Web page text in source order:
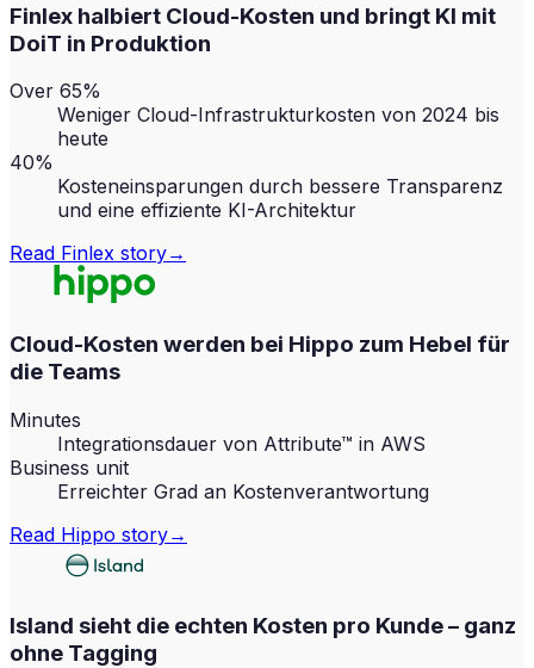
Finlex halbiert Cloud-Kosten und bringt KI mit
DoiT in Produktion
Over 65%
Weniger Cloud-Infrastrukturkosten von 2024 bis
heute
40%
Kosteneinsparungen durch bessere Transparenz
und eine effiziente KI-Architektur
Read Finlex story→
Cloud-Kosten werden bei Hippo zum Hebel für
die Teams
Minutes
Integrationsdauer von Attribute™ in AWS
Business unit
Erreichter Grad an Kostenverantwortung
Read Hippo story→
Island sieht die echten Kosten pro Kunde – ganz
ohne Tagging